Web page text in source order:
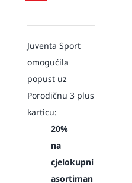
Juventa Sport
omogućila
popust uz
Porodičnu 3 plus
karticu:
20%
na
cjelokupni
asortiman